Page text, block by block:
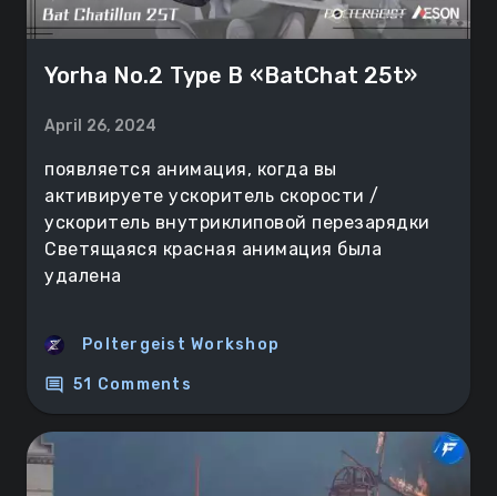
Yorha No.2 Type B «BatChat 25t»
April 26, 2024
появляется анимация, когда вы
активируете ускоритель скорости /
ускоритель внутриклиповой перезарядки
Светящаяся красная анимация была
удалена
Poltergeist Workshop
comment 51 Comments